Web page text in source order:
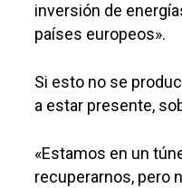
inversión de
países europeos».
Si esto no se
a estar presente,
«Estamos en un
recuperarnos, pero